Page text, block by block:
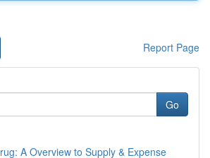
Report Page
Go
A Overview to Supply & Expense